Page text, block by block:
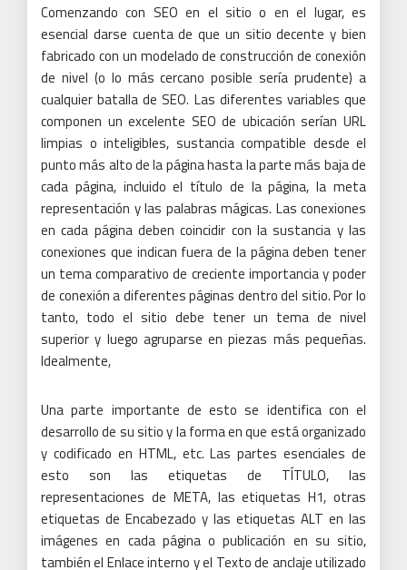
Comenzando con SEO en el sitio o en el lugar, es
esencial darse cuenta de que un sitio decente y bien
fabricado con un modelado de construcción de conexión
de nivel (o lo más cercano posible sería prudente) a
cualquier batalla de SEO. Las diferentes variables que
componen un excelente SEO de ubicación serían URL
limpias o inteligibles, sustancia compatible desde el
punto más alto de la página hasta la parte más baja de
cada página, incluido el título de la página, la meta
representación y las palabras mágicas. Las conexiones
en cada página deben coincidir con la sustancia y las
conexiones que indican fuera de la página deben tener
un tema comparativo de creciente importancia y poder
de conexión a diferentes páginas dentro del sitio.Por lo
tanto, todo el sitio debe tener un tema de nivel
superior y luego agruparse en piezas más pequeñas.
Idealmente,
Una parte importante de esto se identifica con el
desarrollo de su sitio y la forma en que está organizado
y codificado en HTML, etc.Las partes esenciales de
esto son las etiquetas de TÍTULO, las
representaciones de META, las etiquetas H1, otras
etiquetas de Encabezado y las etiquetas ALT en las
imágenes en cada página o publicación en su sitio,
también el Enlace interno y el Texto de anclaje utilizado